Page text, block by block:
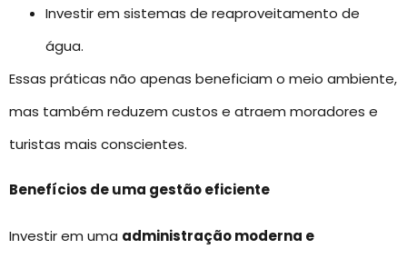
Investir em sistemas de reaproveitamento de
água.
Essas práticas não apenas beneficiam o meio ambiente,
mas também reduzem custos e atraem moradores e
turistas mais conscientes.
Benefícios de uma gestão eficiente
Investir em uma administração moderna e